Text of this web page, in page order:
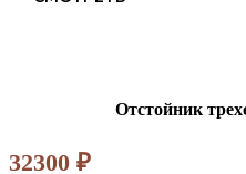
Отстойник
32300 ₽